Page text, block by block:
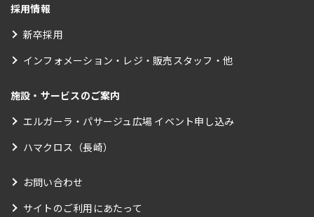
採用情報
新卒採用
インフォメーション・レジ・販売スタッフ・他
施設・サービスのご案内
エルガーラ・パサージュ広場 イベント申し込み
ハマクロス（長崎）
お問い合わせ
サイトのご利用にあたって